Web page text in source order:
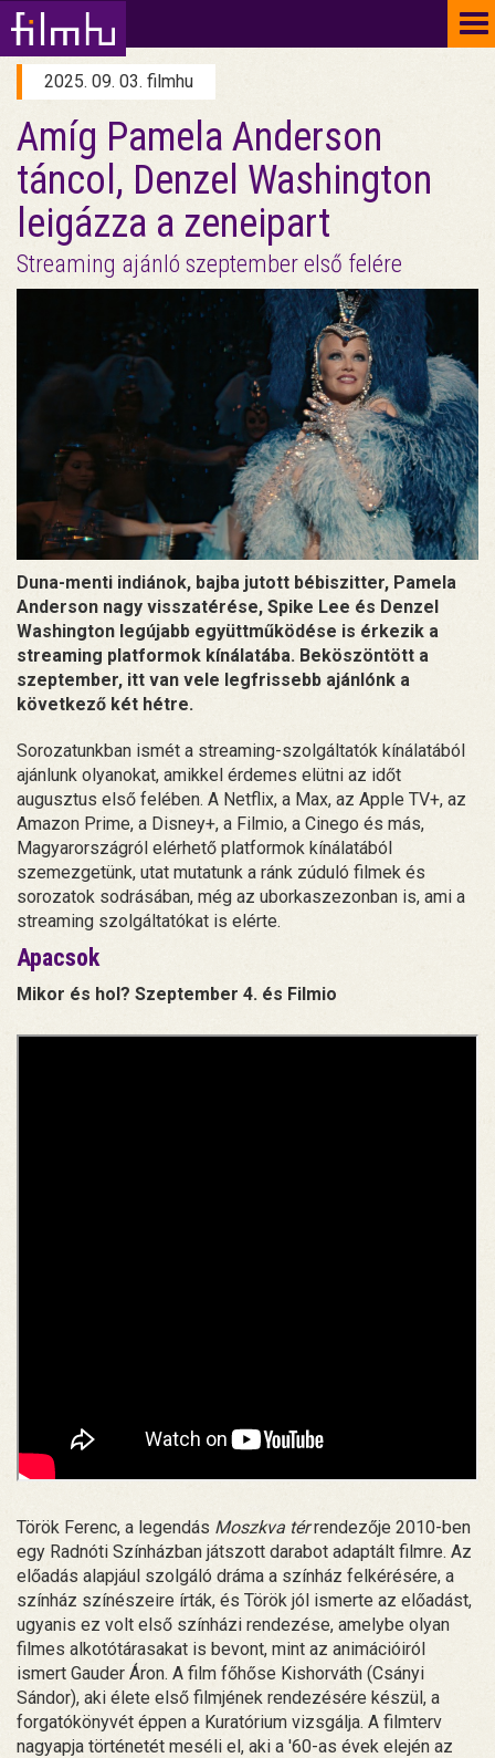
2025. 09. 03. filmhu
Amíg Pamela Anderson
táncol, Denzel Washington
leigázza a zeneipart
Streaming ajánló szeptember első felére
Duna-menti indiánok, bajba jutott bébiszitter, Pamela
Anderson nagy visszatérése, Spike Lee és Denzel
Washington legújabb együttműködése is érkezik a
streaming platformok kínálatába. Beköszöntött a
szeptember, itt van vele legfrissebb ajánlónk a
következő két hétre.
Sorozatunkban ismét a streaming-szolgáltatók kínálatából
ajánlunk olyanokat, amikkel érdemes elütni az időt
augusztus első felében. A Netflix, a Max, az Apple TV+, az
Amazon Prime, a Disney+, a Filmio, a Cinego és más,
Magyarországról elérhető platformok kínálatából
szemezgetünk, utat mutatunk a ránk zúduló filmek és
sorozatok sodrásában, még az uborkaszezonban is, ami a
streaming szolgáltatókat is elérte.
Apacsok
Mikor és hol? Szeptember 4. és Filmio
Török Ferenc, a legendás Moszkva térrendezője 2010-ben
egy Radnóti Színházban játszott darabot adaptált filmre. Az
előadás alapjául szolgáló dráma a színház felkérésére, a
színház színészeire írták, és Török jól ismerte az előadást,
ugyanis ez volt első színházi rendezése, amelybe olyan
filmes alkotótárasakat is bevont, mint az animációiról
ismert Gauder Áron. A film főhőse Kishorváth (Csányi
Sándor), aki élete első filmjének rendezésére készül, a
forgatókönyvét éppen a Kuratórium vizsgálja. A filmterv
nagyapja történetét meséli el, aki a '60-as évek elején az